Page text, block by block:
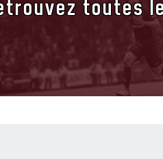
toutes